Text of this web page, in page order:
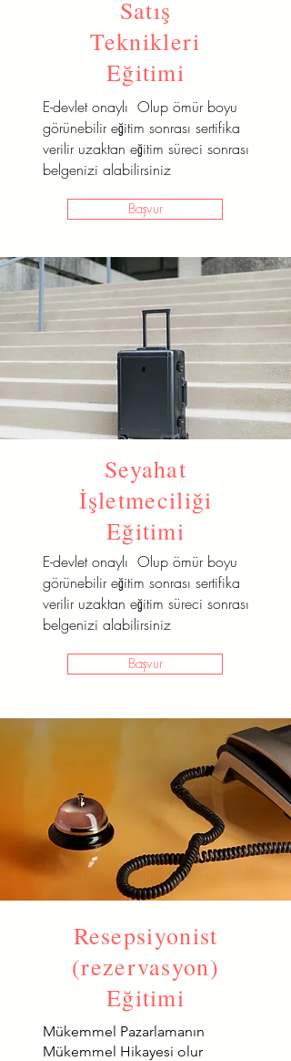
Satış
Teknikleri
Eğitimi
E-devlet onaylı Olup ömür boyu
görünebilir eğitim sonrası sertifika
verilir uzaktan eğitim süreci sonrası
belgenizi alabilirsiniz
Başvur
Seyahat
İşletmeciliği
Eğitimi
E-devlet onaylı Olup ömür boyu
görünebilir eğitim sonrası sertifika
verilir uzaktan eğitim süreci sonrası
belgenizi alabilirsiniz
Başvur
Resepsiyonist
(rezervasyon)
Eğitimi
Mükemmel Pazarlamanın
Mükemmel Hikayesi olur